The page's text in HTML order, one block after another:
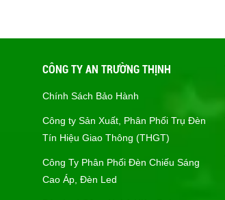
CÔNG TY AN TRƯỜNG THỊNH
Chính Sách Bảo Hành
Công ty Sản Xuất, Phân Phối Trụ Đèn
Tín Hiệu Giao Thông (THGT)
Công Ty Phân Phối Đèn Chiếu Sáng
Cao Áp, Đèn Led